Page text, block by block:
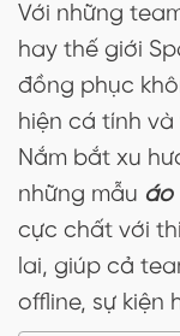
Với những
hay thế giới
đồng phục
hiện cá tính
Nắm bắt xu
những mẫu áo
cực chất với
lai, giúp cả
offline, sự kiện